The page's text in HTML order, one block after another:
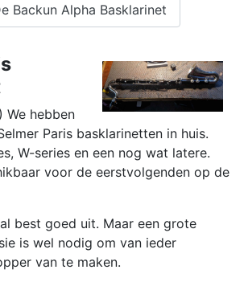
Backun Alpha Basklarinet
We hebben
Paris basklarinetten in huis.
W-series en een nog wat latere.
voor de eerstvolgenden op de
best goed uit. Maar een grote
is wel nodig om van ieder
van te maken.